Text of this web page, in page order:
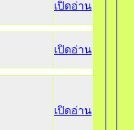
เปิดอ่าน
เปิดอ่าน
เปิดอ่าน